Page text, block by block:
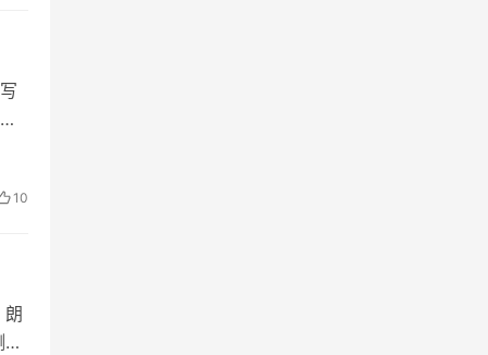
10